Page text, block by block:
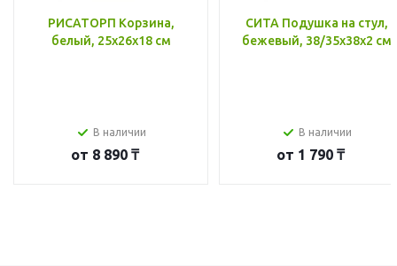
РИСАТОРП Корзина,
белый, 25x26x18 см
В наличии
от 8 890 ₸
СИТА Подушка на стул,
бежевый, 38/35x38x2 см
В наличии
от 1 790 ₸